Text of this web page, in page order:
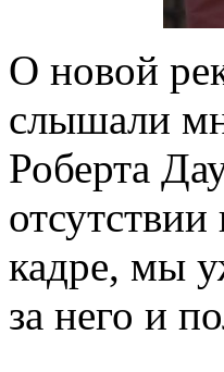
О новой
слышали
Роберта
кадре, мы
за него и